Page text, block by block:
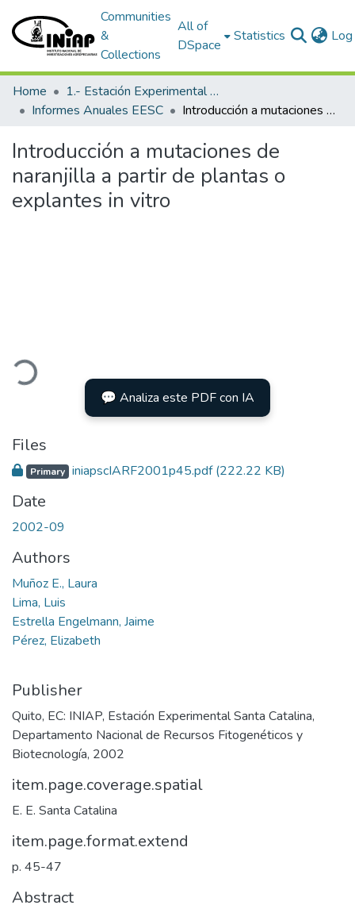
Communities
&
Collections
All of
DSpace
Statistics
Home
1.- Estación Experimental Santa Catalina
Informes Anuales EESC
Introducción a mutaciones de naranjilla a partir de plantas o explantes in vitro
Introducción a mutaciones de
naranjilla a partir de plantas o
explantes in vitro
💬 Analiza este PDF con IA
Files
Primary iniapscIARF2001p45.pdf(222.22 KB)
Date
2002-09
Authors
Muñoz E., Laura
Lima, Luis
Estrella Engelmann, Jaime
Pérez, Elizabeth
Publisher
Quito, EC: INIAP, Estación Experimental Santa Catalina,
Departamento Nacional de Recursos Fitogenéticos y
Biotecnología, 2002
item.page.coverage.spatial
E. E. Santa Catalina
item.page.format.extend
p. 45-47
Abstract